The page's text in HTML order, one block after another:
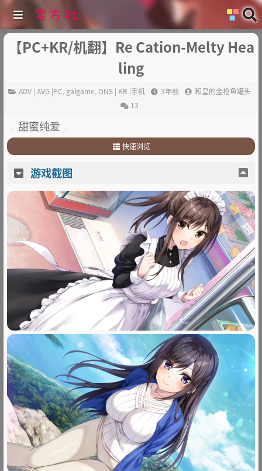
【PC+KR/机翻】Re Cation-Melty Hea
ling
ADV | AVG |PC, galgame,ONS | KR |手机 3年前
和皇的金枪鱼罐头
13
甜蜜纯爱
快速浏览
2.游戏介绍
3.其他
游戏截图